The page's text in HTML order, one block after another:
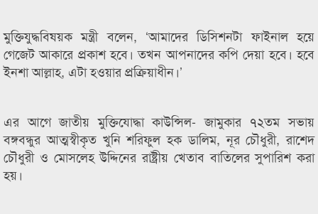
মুক্তিযুদ্ধবিষয়ক মন্ত্রী বলেন, ‘আমাদের ডিসিশনটা ফাইনাল হয়ে
গেজেট আকারে প্রকাশ হবে। তখন আপনাদের কপি দেয়া হবে। হবে
ইনশা আল্লাহ, এটা হওয়ার প্রক্রিয়াধীন।’
এর আগে জাতীয় মুক্তিযোদ্ধা কাউন্সিল- জামুকার ৭২তম সভায়
বঙ্গবন্ধুর আত্মস্বীকৃত খুনি শরিফুল হক ডালিম, নূর চৌধুরী, রাশেদ
চৌধুরী ও মোসলেহ উদ্দিনের রাষ্ট্রীয় খেতাব বাতিলের সুপারিশ করা
হয়।